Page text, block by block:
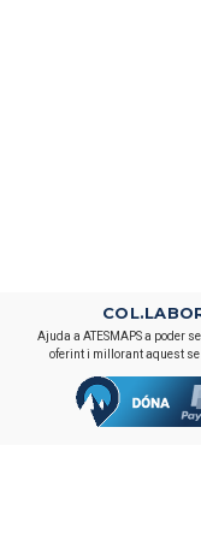
Ajuda a ATESMAPS a poder
oferint i millorant aquest